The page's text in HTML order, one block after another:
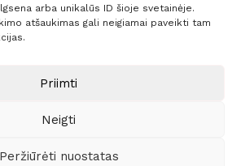
arba unikalūs ID šioje svetainėje.
atšaukimas gali neigiamai paveikti tam
Priimti
Neigti
Peržiūrėti nuostatas
Reklama
Sprendimas:ITBrolis